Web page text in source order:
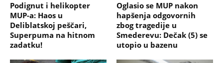
Podignut i helikopter
MUP-a: Haos u
Deliblatskoj peščari,
Superpuma na hitnom
zadatku!
Oglasio se MUP nakon
hapšenja odgovornih
zbog tragedije u
Smederevu: Dečak (5) se
utopio u bazenu